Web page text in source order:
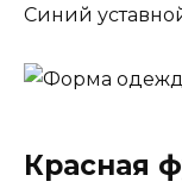
Синий
Красная